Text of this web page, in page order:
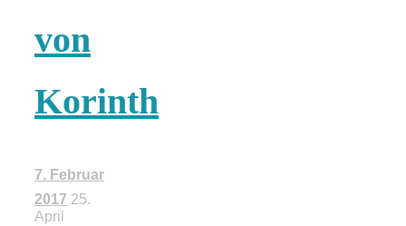
von
Korinth
7. Februar
2017 25.
April